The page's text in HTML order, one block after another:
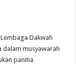
Dakwah
dalam musyawarah
panitia